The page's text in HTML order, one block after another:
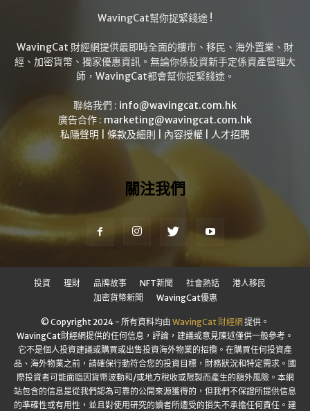
WavingCat幫你捉緊錢途 !
WavingCat 財經網提供最即時全面的樓市、移民、海外置業、財
經、加密貨幣、獨家優惠資訊。無論你係投資新手定係資產管理大
師，WavingCat都會幫你捉緊錢途。
聯絡我們 : info@wavingcat.com.hk
廣告合作 : marketing@wavingcat.com.hk
私隱聲明
條款及細則 內容授權 人才招聘
關注我們
投資 理財 品牌故事 NFT新聞 社會熱話
港人移民
加密貨幣新聞
WavingCat優惠
© Copyright 2024 - 所有資料均由 WavingCat 財經網 提供。
WavingCat財經網提供的任何信息，評論，建議或意見陳述僅供一般參考。
它不是個人投資建議或購買或出售投資海外物業的招攬。在購買任何投資產
品、海外物業之前，請確保行動符合您的投資目標，財務狀況和特定需求。國
際投資者可能面臨因貨幣波動和/或地方稅收或限製而產生的額外風險。本網
站包含的信息是從我們認為可靠的公開來源獲得的，但我們不保證所提供信息
的準確性或有用性，並且對使用研究的讀者所遭受的損失不承擔任何責任。建